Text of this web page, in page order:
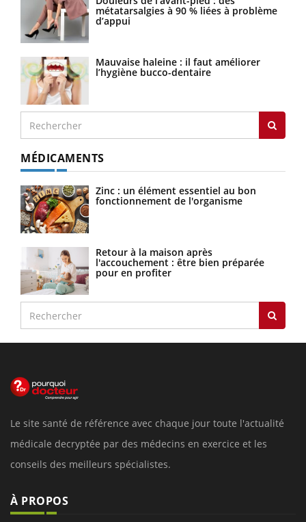
métatarsalgies à 90 % liées à problème
d’appui
Mauvaise haleine : il faut améliorer
l’hygiène bucco-dentaire
MÉDICAMENTS
Zinc : un élément essentiel au bon
fonctionnement de l'organisme
Retour à la maison après
l'accouchement : être bien préparée
pour en profiter
Le site santé de référence avec chaque jour toute l'actualité
médicale decryptée par des médecins en exercice et les
conseils des meilleurs spécialistes.
À PROPOS